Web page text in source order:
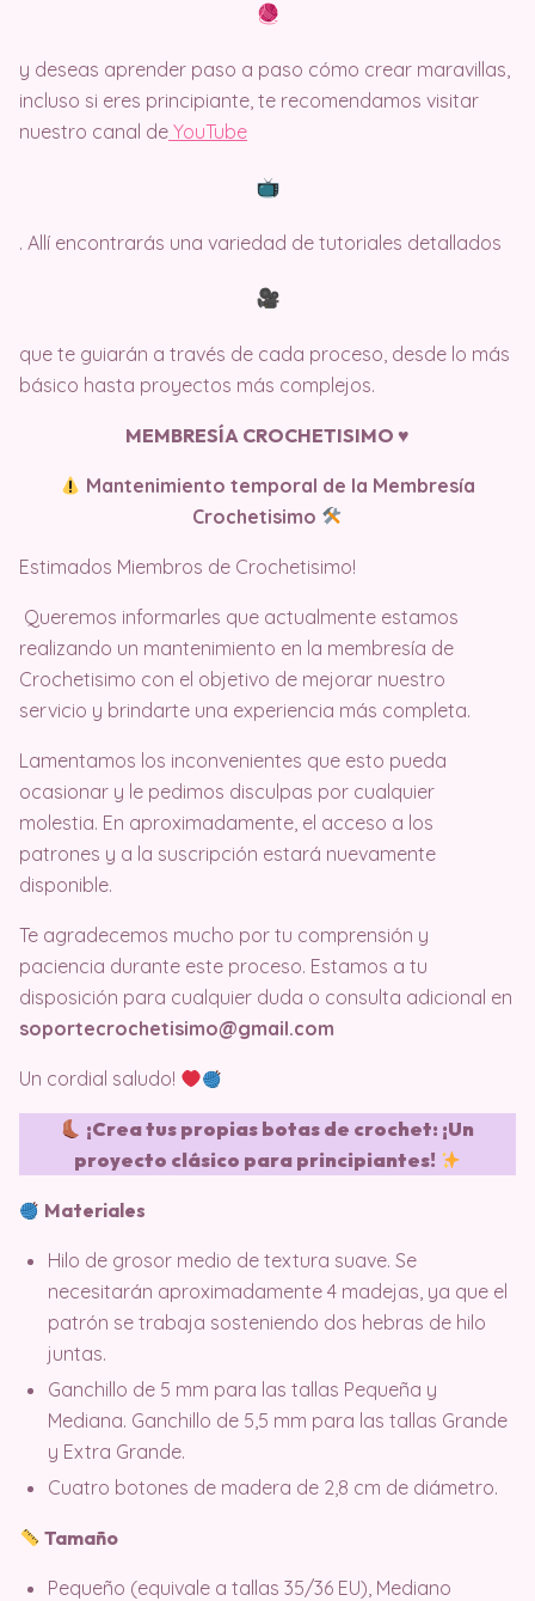
y deseas aprender paso a paso cómo crear maravillas,
incluso si eres principiante, te recomendamos visitar
nuestro canal de YouTube
. Allí encontrarás una variedad de tutoriales detallados
que te guiarán a través de cada proceso, desde lo más
básico hasta proyectos más complejos.
MEMBRESÍA CROCHETISIMO ♥️
Mantenimiento temporal de la Membresía
Crochetisimo
Estimados Miembros de Crochetisimo!
Queremos informarles que actualmente estamos
realizando un mantenimiento en la membresía de
Crochetisimo con el objetivo de mejorar nuestro
servicio y brindarte una experiencia más completa.
Lamentamos los inconvenientes que esto pueda
ocasionar y le pedimos disculpas por cualquier
molestia. En aproximadamente, el acceso a los
patrones y a la suscripción estará nuevamente
disponible.
Te agradecemos mucho por tu comprensión y
paciencia durante este proceso. Estamos a tu
disposición para cualquier duda o consulta adicional en
soportecrochetisimo@gmail.com
Un cordial saludo!
¡Crea tus propias botas de crochet: ¡Un
proyecto clásico para principiantes!
Materiales
Hilo de grosor medio de textura suave. Se
necesitarán aproximadamente 4 madejas, ya que el
patrón se trabaja sosteniendo dos hebras de hilo
juntas.
Ganchillo de 5 mm para las tallas Pequeña y
Mediana. Ganchillo de 5,5 mm para las tallas Grande
y Extra Grande.
Cuatro botones de madera de 2,8 cm de diámetro.
Tamaño
Pequeño (equivale a tallas 35/36 EU), Mediano